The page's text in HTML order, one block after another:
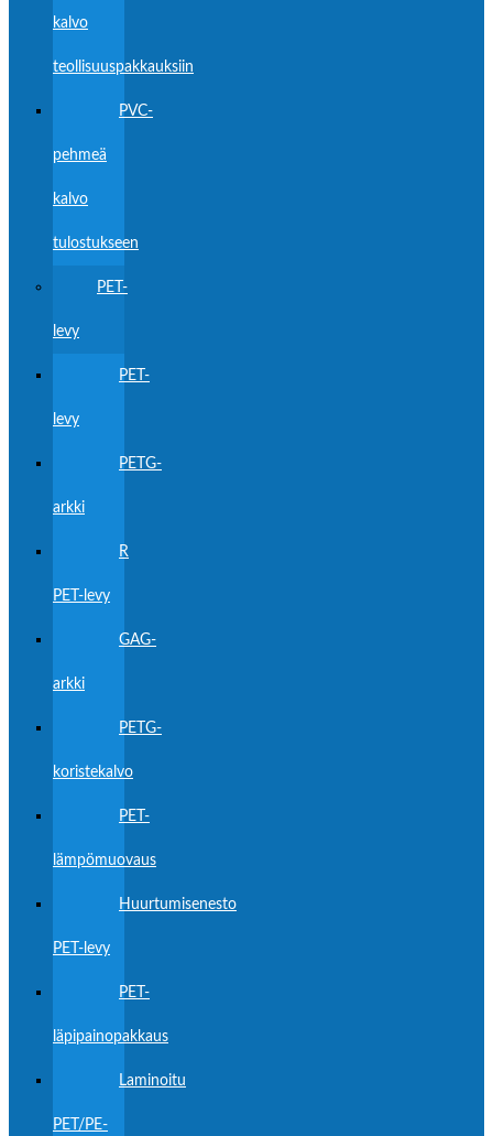
kalvo
teollisuuspakkauksiin
PVC-
pehmeä
kalvo
tulostukseen
PET-
levy
PET-
levy
PETG-
arkki
R
PET-levy
GAG-
arkki
PETG-
koristekalvo
PET-
lämpömuovaus
Huurtumisenesto
PET-levy
PET-
läpipainopakkaus
Laminoitu
PET/PE-